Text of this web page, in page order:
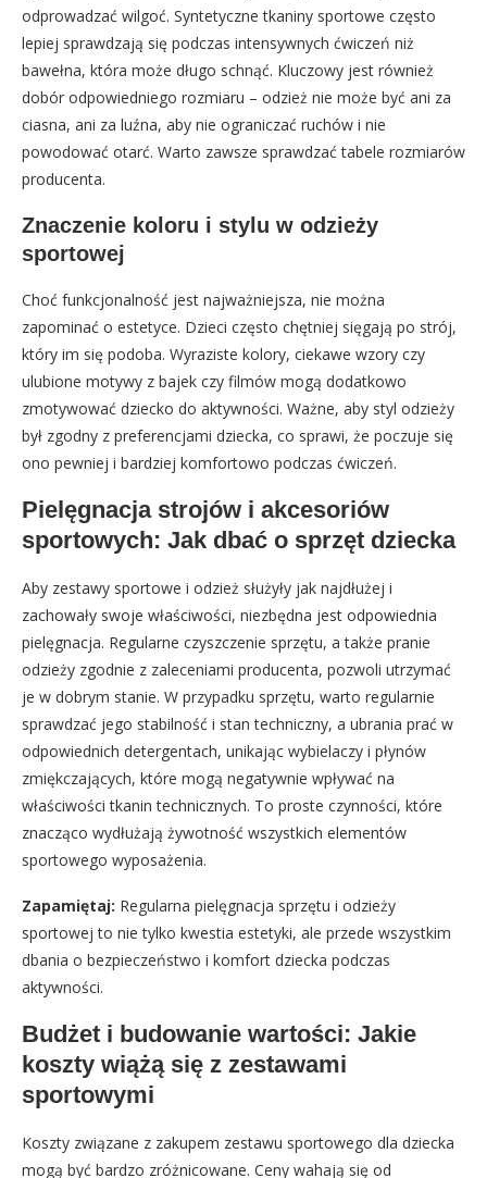
odprowadzać wilgoć. Syntetyczne tkaniny sportowe często
lepiej sprawdzają się podczas intensywnych ćwiczeń niż
bawełna, która może długo schnąć. Kluczowy jest również
dobór odpowiedniego rozmiaru – odzież nie może być ani za
ciasna, ani za luźna, aby nie ograniczać ruchów i nie
powodować otarć. Warto zawsze sprawdzać tabele rozmiarów
producenta.
Znaczenie koloru i stylu w odzieży
sportowej
Choć funkcjonalność jest najważniejsza, nie można
zapominać o estetyce. Dzieci często chętniej sięgają po strój,
który im się podoba. Wyraziste kolory, ciekawe wzory czy
ulubione motywy z bajek czy filmów mogą dodatkowo
zmotywować dziecko do aktywności. Ważne, aby styl odzieży
był zgodny z preferencjami dziecka, co sprawi, że poczuje się
ono pewniej i bardziej komfortowo podczas ćwiczeń.
Pielęgnacja strojów i akcesoriów
sportowych: Jak dbać o sprzęt dziecka
Aby zestawy sportowe i odzież służyły jak najdłużej i
zachowały swoje właściwości, niezbędna jest odpowiednia
pielęgnacja. Regularne czyszczenie sprzętu, a także pranie
odzieży zgodnie z zaleceniami producenta, pozwoli utrzymać
je w dobrym stanie. W przypadku sprzętu, warto regularnie
sprawdzać jego stabilność i stan techniczny, a ubrania prać w
odpowiednich detergentach, unikając wybielaczy i płynów
zmiękczających, które mogą negatywnie wpływać na
właściwości tkanin technicznych. To proste czynności, które
znacząco wydłużają żywotność wszystkich elementów
sportowego wyposażenia.
Zapamiętaj: Regularna pielęgnacja sprzętu i odzieży
sportowej to nie tylko kwestia estetyki, ale przede wszystkim
dbania o bezpieczeństwo i komfort dziecka podczas
aktywności.
Budżet i budowanie wartości: Jakie
koszty wiążą się z zestawami
sportowymi
Koszty związane z zakupem zestawu sportowego dla dziecka
mogą być bardzo zróżnicowane. Ceny wahają się od